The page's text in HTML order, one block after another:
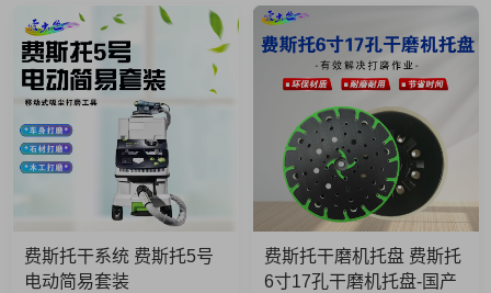
费斯托干系统 费斯托5号
电动简易套装
费斯托干磨机托盘 费斯托
6寸17孔干磨机托盘-国产